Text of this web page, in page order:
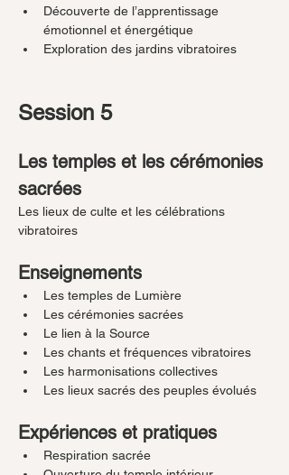
Découverte de l’apprentissage
émotionnel et énergétique
Exploration des jardins vibratoires
Session 5
Les temples et les cérémonies
sacrées
Les lieux de culte et les célébrations
vibratoires
Enseignements
Les temples de Lumière
Les cérémonies sacrées
Le lien à la Source
Les chants et fréquences vibratoires
Les harmonisations collectives
Les lieux sacrés des peuples évolués
Expériences et pratiques
Respiration sacrée